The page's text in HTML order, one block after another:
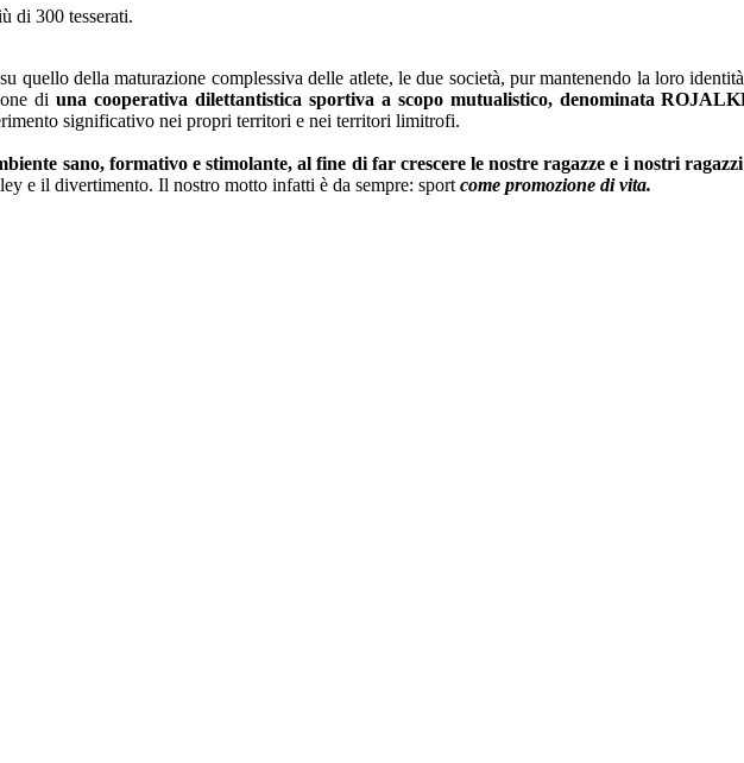
di 300 tesserati.
della maturazione complessiva delle atlete, le due società, pur mantenendo la loro
diuna cooperativa dilettantistica sportiva a scopo mutualistico, denominata
significativo nei propri territori e nei territori limitrofi.
sano, formativo e stimolante, al fine di far crescere le nostre ragazze e i nostri ragazzi
e il divertimento. Il nostro motto infatti è da sempre: sport come promozione di vita.